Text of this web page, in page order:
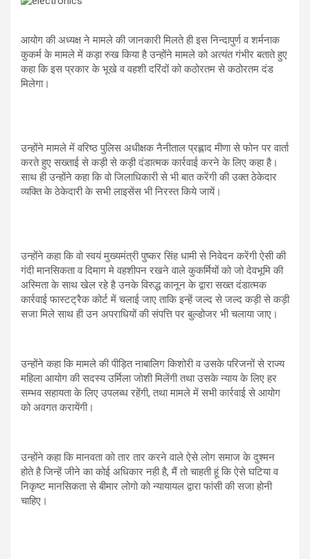
आयोग की अध्यक्ष ने मामले की जानकारी मिलते ही इस निन्दापुर्ण व शर्मनाक
कुकर्म के मामले में कड़ा रुख किया है उन्होंने मामले को अत्यंत गंभीर बताते हुए
कहा कि इस प्रकार के भूखे व वहशी दरिंदों को कठोरतम से कठोरतम दंड
मिलेगा।
उन्होंने मामले में वरिष्ठ पुलिस अधीक्षक नैनीताल प्रह्लाद मीणा से फोन पर वार्ता
करते हुए सख्ताई से कड़ी से कड़ी दंडात्मक कार्रवाई करने के लिए कहा है।
साथ ही उन्होंने कहा कि वो जिलाधिकारी से भी बात करेंगी की उक्त ठेकेदार
व्यक्ति के ठेकेदारी के सभी लाइसेंस भी निरस्त किये जायें।
उन्होंने कहा कि वो स्वयं मुख्यमंत्री पुष्कर सिंह धामी से निवेदन करेंगी ऐसी की
गंदी मानसिकता व दिमाग मे वहशीपन रखने वाले कुकर्मियों को जो देवभूमि की
अस्मिता के साथ खेल रहे है उनके विरुद्ध कानून के द्वारा सख्त दंडात्मक
कार्रवाई फास्टट्रैक कोर्ट में चलाई जाए ताकि इन्हें जल्द से जल्द कड़ी से कड़ी
सजा मिले साथ ही उन अपराधियों की संपत्ति पर बुल्डोजर भी चलाया जाए।
उन्होंने कहा कि मामले की पीड़ित नाबालिग किशोरी व उसके परिजनों से राज्य
महिला आयोग की सदस्य उर्मिला जोशी मिलेंगी तथा उसके न्याय के लिए हर
सम्भव सहायता के लिए उपलब्ध रहेंगी, तथा मामले में सभी कार्रवाई से आयोग
को अवगत करायेंगी।
उन्होंने कहा कि मानवता को तार तार करने वाले ऐसे लोग समाज के दुश्मन
होते है जिन्हें जीने का कोई अधिकार नही है, मैं तो चाहती हूं कि ऐसे घटिया व
निकृष्ट मानसिकता से बीमार लोगो को न्यायायल द्वारा फांसी की सजा होनी
चाहिए।